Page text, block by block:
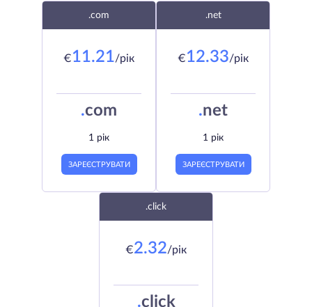
.com
€11.21/рік
.com
1 рік
ЗАРЕЄСТРУВАТИ
.net
€12.33/рік
.net
1 рік
ЗАРЕЄСТРУВАТИ
.click
€2.32/рік
.click